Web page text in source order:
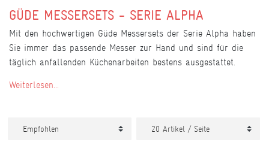
GÜDE MESSERSETS - SERIE ALPHA
Mit den hochwertigen Güde Messersets der Serie Alpha haben
Sie immer das passende Messer zur Hand und sind für die
täglich anfallenden Küchenarbeiten bestens ausgestattet.
Weiterlesen...